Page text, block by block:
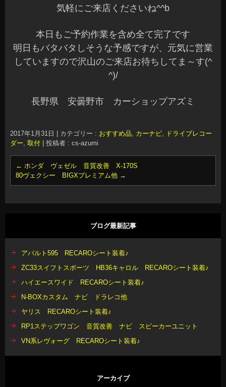
気軽にご来店くださいね^^b
本日もご予約作業を含め全て完了です
明日もバタバタしそうな予感ですが、元気に営業
していますので沢山のご来店お待ちしてま～す(^
^)/
長野県 安曇野市 カーショップアズミ
2017年1月31日 カテゴリー : おすすめ品, カーナビ, ドライブレコー
ダー, 取付 投稿者 : cs-azumi
← ホンダ ヴェゼル 音質改善 X-170S
80ヴェクシー BIGXプレミアム他 →
ブログ最新記事
アバルト595 RECAROシート装着♪
ZC33スイフトスポーツ HB36キャロル RECAROシート装着♪
ハイエースワイド RECAROシート装着♪
N-BOXカスタム ナビ ドラレコ他
ヤリス RECAROシート装着♪
RP1ステップワゴン 音質改善 ナビ スピーカーユニット
VN系レヴォーグ RECAROシート装着♪
アーカイブ